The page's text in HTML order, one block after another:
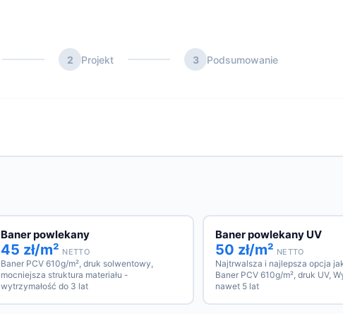
2 Projekt 3 Podsumowanie
Baner powlekany
45 zł/m² NETTO
Baner PCV 610g/m², druk solwentowy,
mocniejsza struktura materiału -
wytrzymałość do 3 lat
Baner powlekany UV
50 zł/m² NETTO
Najtrwalsza i najlepsza opcja
Baner PCV 610g/m², druk UV,
nawet 5 lat